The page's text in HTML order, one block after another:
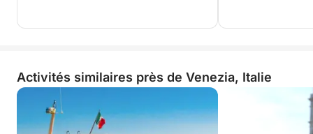
Activités similaires près de Venezia, Italie